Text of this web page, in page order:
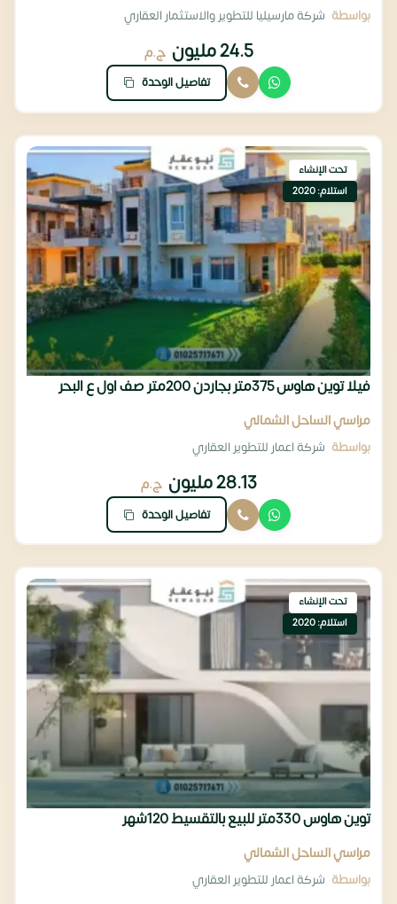
بواسطة شركة مارسيليا للتطوير والاستثمار العقاري
24.5 مليون ج.م
تفاصيل الوحدة
تحت الإنشاء
استلام: 2020
فيلا توين هاوس 375متر بجاردن 200متر صف اول ع البحر
مراسي الساحل الشمالي
بواسطة شركة اعمار للتطوير العقاري
28.13 مليون ج.م
تفاصيل الوحدة
تحت الإنشاء
استلام: 2020
توين هاوس 330متر للبيع بالتقسيط 120شهر
مراسي الساحل الشمالي
بواسطة شركة اعمار للتطوير العقاري